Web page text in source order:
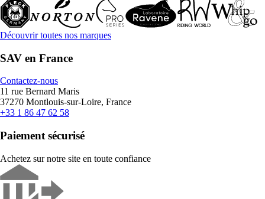
Découvrir toutes nos marques
SAV en France
Contactez-nous
11 rue Bernard Maris
37270 Montlouis-sur-Loire, France
+33 1 86 47 62 58
Paiement sécurisé
Achetez sur notre site en toute confiance